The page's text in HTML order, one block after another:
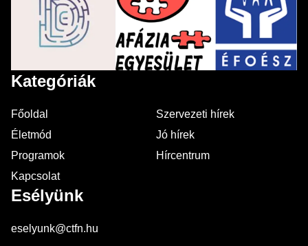
Kategóriák
Főoldal
Szervezeti hírek
Életmód
Jó hírek
Programok
Hírcentrum
Kapcsolat
Esélyünk
eselyunk@ctfn.hu